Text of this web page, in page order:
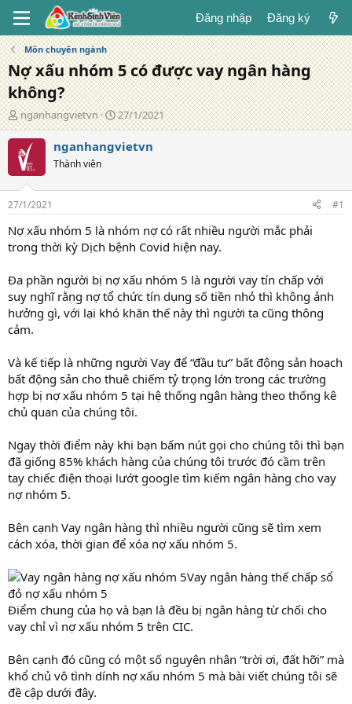
Đăng nhập Đăng ký
Môn chuyên ngành
Nợ xấu nhóm 5 có được vay ngân hàng
không?
T
á
c
g
i
ả
nganhangvietvn
N
g
à
g
27/1/2021
nganhangvietvn
Thành viên
27/1/2021 #1
Nợ xấu nhóm 5 là nhóm nợ có rất nhiều người mắc phải
trong thời kỳ Dịch bệnh Covid hiện nay.
Đa phần người bị nợ xấu nhóm 5 là người vay tín chấp với
suy nghĩ rằng nợ tổ chức tín dụng số tiền nhỏ thì không ảnh
hưởng gì, với lại khó khăn thế này thì người ta cũng thông
cảm.
Và kế tiếp là những người Vay để “đầu tư” bất động sản hoạch
bất động sản cho thuê chiếm tỷ trọng lớn trong các trường
hợp bị nợ xấu nhóm 5 tại hệ thống ngân hàng theo thống kê
chủ quan của chúng tôi.
Ngay thời điểm này khi bạn bấm nút gọi cho chúng tôi thì bạn
đã giống 85% khách hàng của chúng tôi trước đó cầm trên
tay chiếc điện thoại lướt google tìm kiếm ngân hàng cho vay
nợ nhóm 5.
Bên cạnh Vay ngân hàng thì nhiều người cũng sẽ tìm xem
cách xóa, thời gian để xóa nợ xấu nhóm 5.
Vay ngân hàng thế chấp sổ
đỏ nợ xấu nhóm 5
Điểm chung của họ và bạn là đều bị ngân hàng từ chối cho
vay chỉ vì nợ xấu nhóm 5 trên CIC.
Bên cạnh đó cũng có một số nguyên nhân “trời ơi, đất hỡi” mà
khổ chủ vô tình dính nợ xấu nhóm 5 mà bài viết chúng tôi sẽ
đề cập dưới đây.